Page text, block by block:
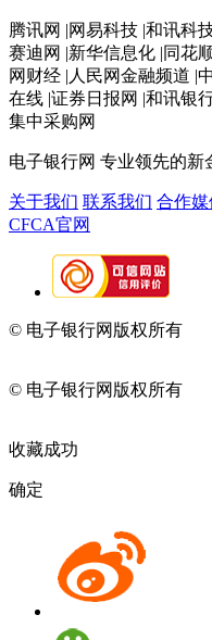
腾讯网 |网易科技 |和讯科
赛迪网 |新华信息化 |同花
网财经 |人民网金融频道 |
在线 |证券日报网 |和讯银
集中采购网
电子银行网 专业领先的新
关于我们 联系我们 合作媒
CFCA官网
© 电子银行网版权所有
© 电子银行网版权所有
收藏成功
确定